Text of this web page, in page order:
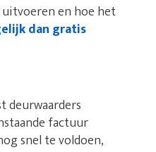
uitvoeren en hoe het
dan gratis
deurwaarders
factuur
snel te voldoen,